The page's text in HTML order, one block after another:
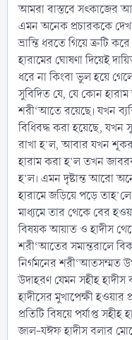
আমরা বাস্তবে সৎকাজের
এমন অনেক প্রচারককে
ভ্রান্তি ধরতে গিয়ে ত্রুটি
হারামের ঘোষণা দিয়েই
ধরে না কিংবা ভুল হয়ে
সুবিদিত যে, যে কোন
শরী‘আতে রয়েছে। যখন
বিধিবদ্ধ করা হয়েছে, যখন
রাখা হ’ল, আবার যখন
হারাম করা হ’ল তখন
হ’ল। এমন দৃষ্টান্ত আরো
হারামে জড়িয়ে পড়ে
মাধ্যমে তার থেকে বের
বিষয়ক আয়াত ও হাদীস
শরী‘আতের সমান্তরালে
নির্গমনের শরী‘আতসম্মত
উদাহরণ যেমন সহীহ হাদীস
হাদীসের মুখাপেক্ষী
প্রতিটি বিষয়ে পর্যাপ্ত
জাল-যঈফ হাদীস বলার